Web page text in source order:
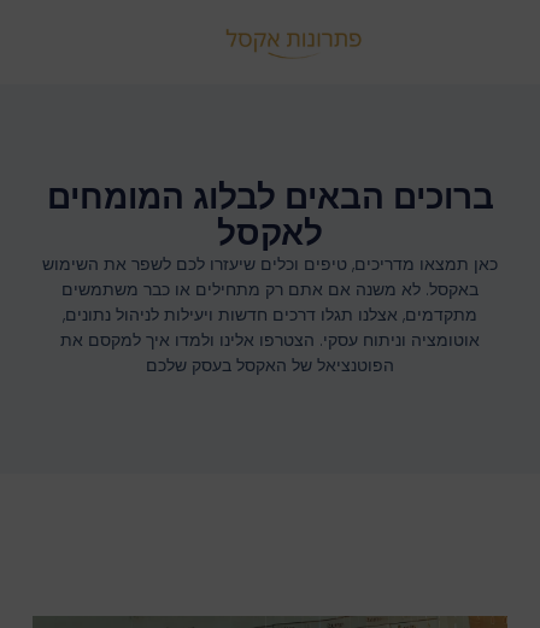
ברוכים הבאים לבלוג המומחים
לאקסל
כאן תמצאו מדריכים, טיפים וכלים שיעזרו לכם לשפר את השימוש
באקסל. לא משנה אם אתם רק מתחילים או כבר משתמשים
מתקדמים, אצלנו תגלו דרכים חדשות ויעילות לניהול נתונים,
אוטומציה וניתוח עסקי. הצטרפו אלינו ולמדו איך למקסם את
הפוטנציאל של האקסל בעסק שלכם